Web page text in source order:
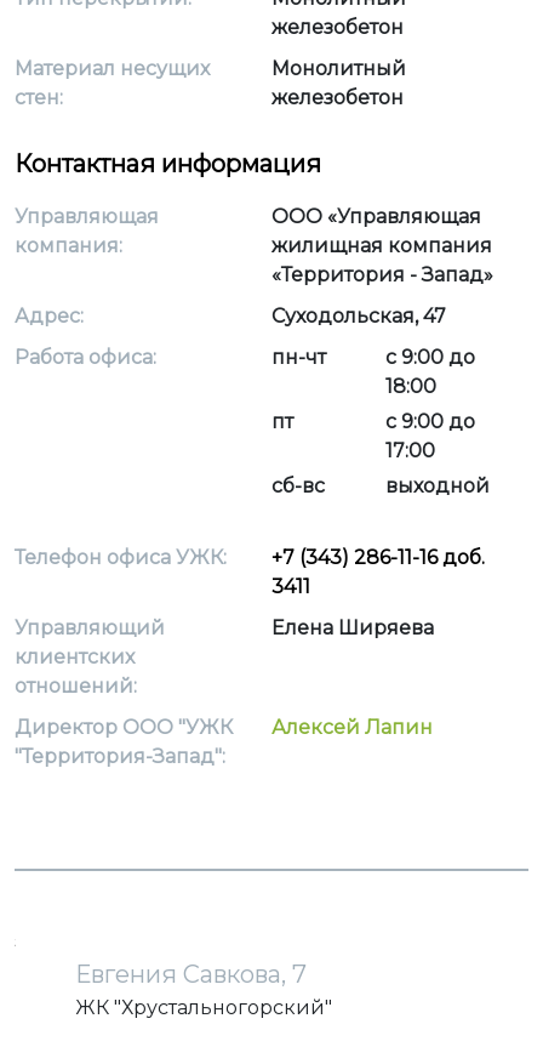
железобетон
Материал несущих
стен:
Монолитный
железобетон
Контактная информация
Управляющая
компания:
ООО «Управляющая
жилищная компания
«Территория - Запад»
Адрес:
Суходольская, 47
Работа офиса:
пн-чт
с 9:00 до
18:00
пт
с 9:00 до
17:00
сб-вс
выходной
Телефон офиса УЖК:
+7 (343) 286-11-16 доб.
3411
Управляющий
клиентских
отношений:
Елена Ширяева
Директор ООО "УЖК
"Территория-Запад":
Алексей Лапин
Евгения Савкова, 7
ЖК "Хрустальногорский"
загрузка карты...